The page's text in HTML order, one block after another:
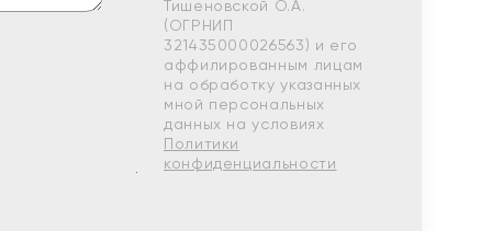
Тишеновской О.А.
(ОГРНИП
321435000026563) и его
аффилированным лицам
на обработку указанных
мной персональных
данных на условиях
Политики
конфиденциальности